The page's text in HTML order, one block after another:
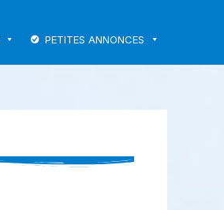
PETITES ANNONCES